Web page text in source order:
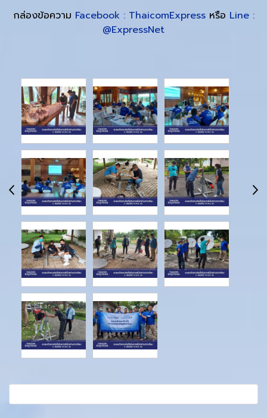
กล่องข้อความ Facebook : ThaicomExpress หรือ Line :
@ExpressNet